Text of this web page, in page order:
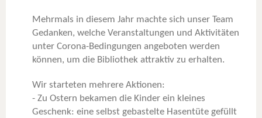
Mehrmals in diesem Jahr machte sich unser Team
Gedanken, welche Veranstaltungen und Aktivitäten
unter Corona-Bedingungen angeboten werden
können, um die Bibliothek attraktiv zu erhalten.
Wir starteten mehrere Aktionen:
- Zu Ostern bekamen die Kinder ein kleines
Geschenk: eine selbst gebastelte Hasentüte gefüllt